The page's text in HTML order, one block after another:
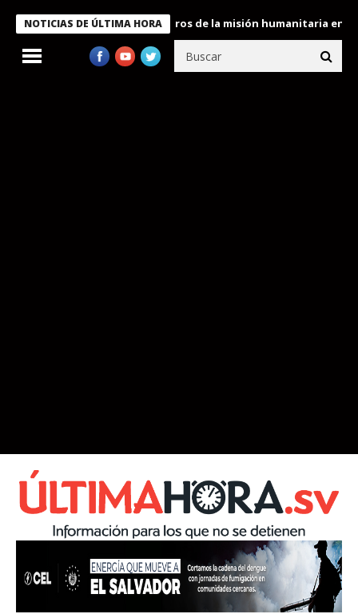
NOTICIAS DE ÚLTIMA HORA
Bukele condecora a miembros de la misión humanitaria enviada